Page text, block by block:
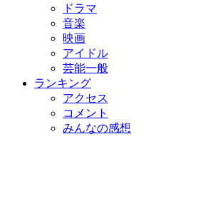
ドラマ
音楽
映画
アイドル
芸能一般
ランキング
アクセス
コメント
みんなの感想